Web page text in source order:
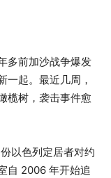
多前加沙战争爆发
一起。最近几周，
榄树，袭击事件愈
以色列定居者对约
自 2006 年开始追